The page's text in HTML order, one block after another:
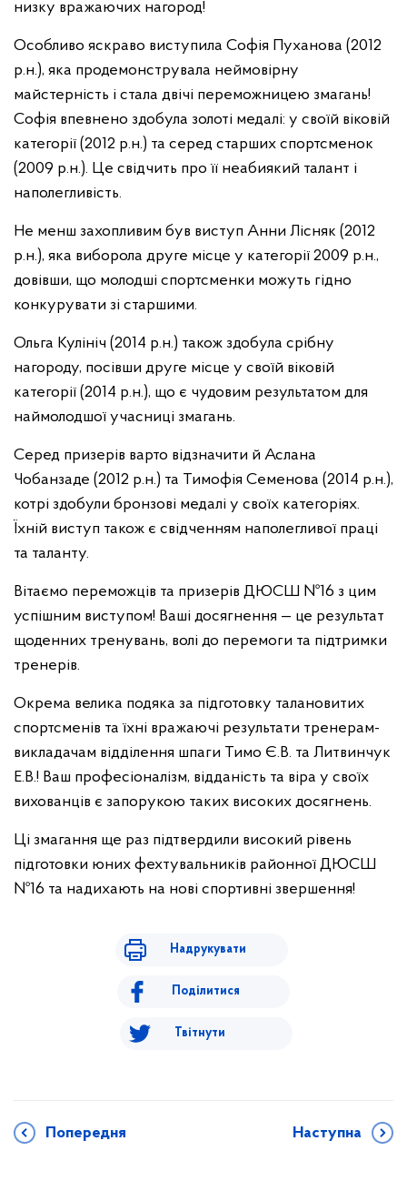
низку вражаючих нагород!
Особливо яскраво виступила Софія Пуханова (2012
р.н.), яка продемонструвала неймовірну
майстерність і стала двічі переможницею змагань!
Софія впевнено здобула золоті медалі: у своїй віковій
категорії (2012 р.н.) та серед старших спортсменок
(2009 р.н.). Це свідчить про її неабиякий талант і
наполегливість.
Не менш захопливим був виступ Анни Лісняк (2012
р.н.), яка виборола друге місце у категорії 2009 р.н.,
довівши, що молодші спортсменки можуть гідно
конкурувати зі старшими.
Ольга Кулініч (2014 р.н.) також здобула срібну
нагороду, посівши друге місце у своїй віковій
категорії (2014 р.н.), що є чудовим результатом для
наймолодшої учасниці змагань.
Серед призерів варто відзначити й Аслана
Чобанзаде (2012 р.н.) та Тимофія Семенова (2014 р.н.),
котрі здобули бронзові медалі у своїх категоріях.
Їхній виступ також є свідченням наполегливої праці
та таланту.
Вітаємо переможців та призерів ДЮСШ №16 з цим
успішним виступом! Ваші досягнення — це результат
щоденних тренувань, волі до перемоги та підтримки
тренерів.
Окрема велика подяка за підготовку талановитих
спортсменів та їхні вражаючі результати тренерам-
викладачам відділення шпаги Тимо Є.В. та Литвинчук
Е.В.! Ваш професіоналізм, відданість та віра у своїх
вихованців є запорукою таких високих досягнень.
Ці змагання ще раз підтвердили високий рівень
підготовки юних фехтувальників районної ДЮСШ
№16 та надихають на нові спортивні звершення!
Надрукувати
Поділитися
Твітнути
Попередня Наступна